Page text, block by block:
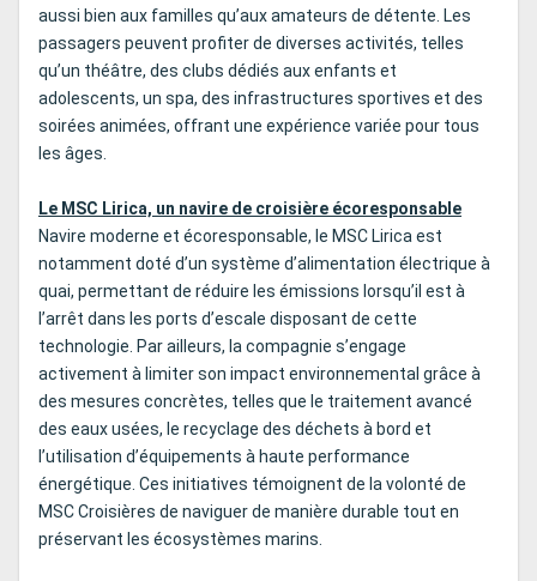
aussi bien aux familles qu’aux amateurs de détente. Les
passagers peuvent profiter de diverses activités, telles
qu’un théâtre, des clubs dédiés aux enfants et
adolescents, un spa, des infrastructures sportives et des
soirées animées, offrant une expérience variée pour tous
les âges.
Le MSC Lirica, un navire de croisière écoresponsable
Navire moderne et écoresponsable, le MSC Lirica est
notamment doté d’un système d’alimentation électrique à
quai, permettant de réduire les émissions lorsqu’il est à
l’arrêt dans les ports d’escale disposant de cette
technologie. Par ailleurs, la compagnie s’engage
activement à limiter son impact environnemental grâce à
des mesures concrètes, telles que le traitement avancé
des eaux usées, le recyclage des déchets à bord et
l’utilisation d’équipements à haute performance
énergétique. Ces initiatives témoignent de la volonté de
MSC Croisières de naviguer de manière durable tout en
préservant les écosystèmes marins.